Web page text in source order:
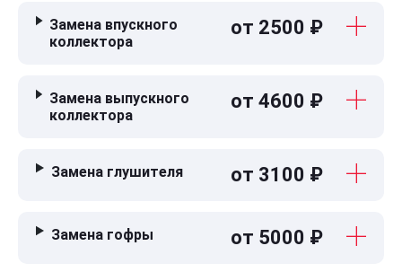
Замена впускного
коллектора
от 2500 ₽
Замена выпускного
коллектора
от 4600 ₽
Замена глушителя от 3100 ₽
Замена гофры от 5000 ₽